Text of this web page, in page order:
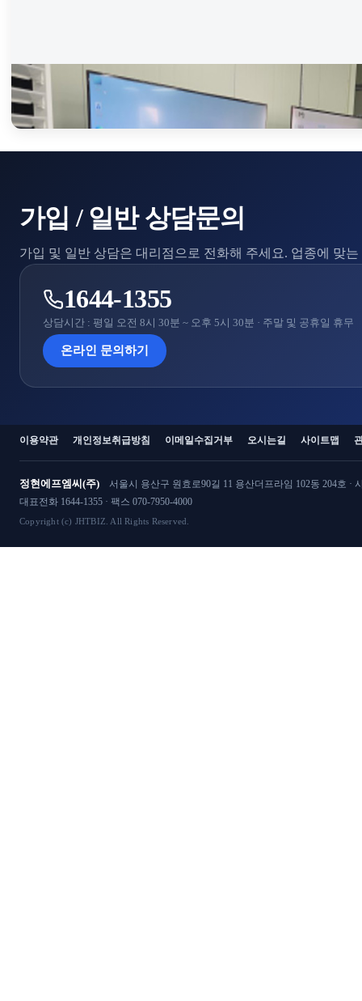
스마트안전솔루션
관제 화면
가입 / 일반 상담문의
가입 및 일반 상담은 대리점으로 전화해 주세요. 업종에 맞
1644-1355
상담시간 : 평일 오전 8시 30분 ~ 오후 5시 30분 · 주말 및 공휴일 휴무
온라인 문의하기
이용약관 개인정보취급방침 이메일수집거부 오시는길 사이트맵
정현에프엠씨(주)
서울시 용산구 원효로90길 11 용산더프라임 102동 204호 ·
대표전화 1644-1355 · 팩스 070-7950-4000
Copyright (c) JHTBIZ. All Rights Reserved.